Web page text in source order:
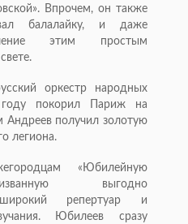
Впрочем, он также
балалайку, и даже
этим простым
оркестр народных
покорил Париж на
Андреев получил золотую
легиона.
«Юбилейную
выгодно
широкий репертуар и
Юбилеев сразу